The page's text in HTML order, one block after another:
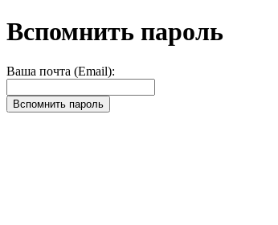
Вспомнить пароль
Ваша почта (Email):